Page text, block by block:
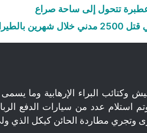
تتحول إلى ساحة صراع
البراء الإرهابية وما
استلام عدد من سيارات الدفع